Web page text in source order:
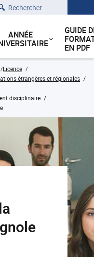
ANNÉE
GUIDE
EN PDF
Licence
étrangères et régionales
disciplinaire